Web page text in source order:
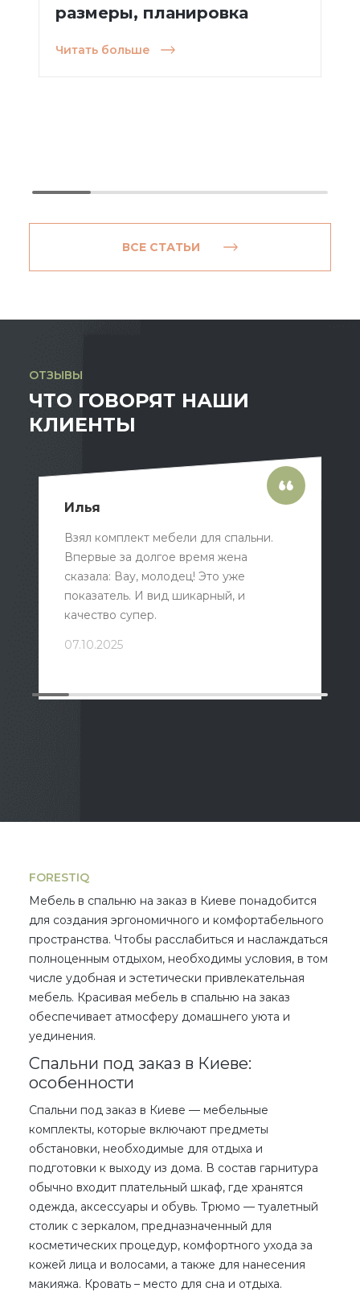
ВСЕ СТАТЬИ
размеры, планировка
Читать больше
ОТЗЫВЫ
ЧТО ГОВОРЯТ НАШИ
КЛИЕНТЫ
Илья
Взял комплект мебели для спальни.
Впервые за долгое время жена
сказала: Вау, молодец! Это уже
показатель. И вид шикарный, и
качество супер.
07.10.2025
FORESTIQ
Мебель в спальню на заказ в Киеве понадобится
для создания эргономичного и комфортабельного
пространства. Чтобы расслабиться и наслаждаться
полноценным отдыхом, необходимы условия, в том
числе удобная и эстетически привлекательная
мебель. Красивая мебель в спальню на заказ
обеспечивает атмосферу домашнего уюта и
уединения.
Спальни под заказ в Киеве:
особенности
Спальни под заказ в Киеве — мебельные
комплекты, которые включают предметы
обстановки, необходимые для отдыха и
подготовки к выходу из дома. В состав гарнитура
обычно входит плательный шкаф, где хранятся
одежда, аксессуары и обувь. Трюмо — туалетный
столик с зеркалом, предназначенный для
косметических процедур, комфортного ухода за
кожей лица и волосами, а также для нанесения
макияжа. Кровать – место для сна и отдыха.